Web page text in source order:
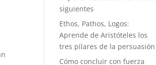
siguientes
Ethos, Pathos, Logos:
Aprende de Aristóteles los
tres pilares de la persuasión
Cómo concluir con fuerza